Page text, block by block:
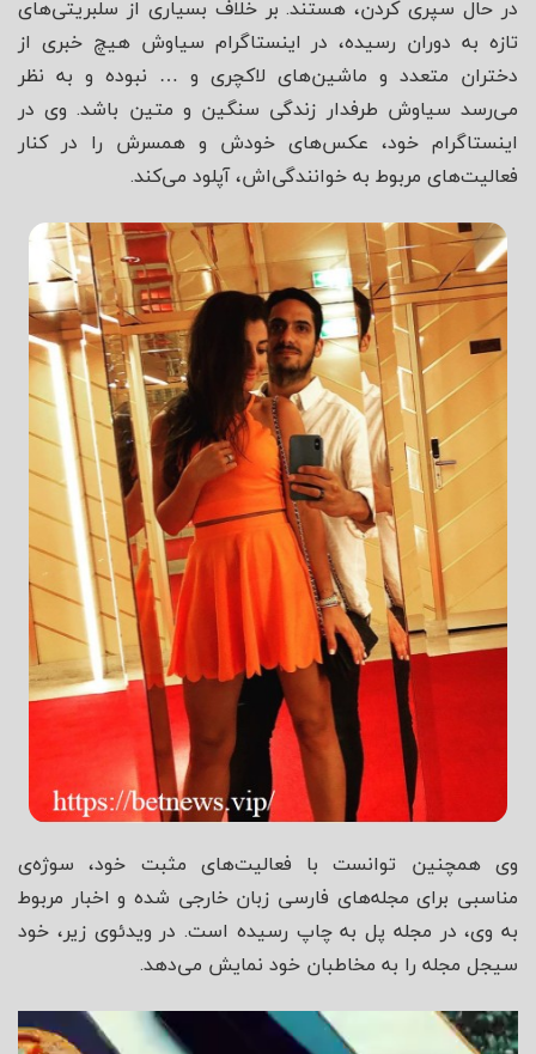
در حال سپری کردن، هستند. بر خلاف بسیاری از سلبریتی‌های
تازه به دوران رسیده، در اینستاگرام سیاوش هیچ خبری از
دختران متعدد و ماشین‌های لاکچری و … نبوده و به نظر
می‌رسد سیاوش طرفدار زندگی سنگین و متین باشد. وی در
اینستاگرام خود، عکس‌های خودش و همسرش را در کنار
فعالیت‌های مربوط به خوانندگی‌اش، آپلود می‌کند.
وی همچنین توانست با فعالیت‌های مثبت خود، سوژه‌ی
مناسبی برای مجله‌های فارسی زبان خارجی شده و اخبار مربوط
به وی، در مجله پل به چاپ رسیده است. در ویدئوی زیر، خود
سیجل مجله را به مخاطبان خود نمایش می‌دهد.